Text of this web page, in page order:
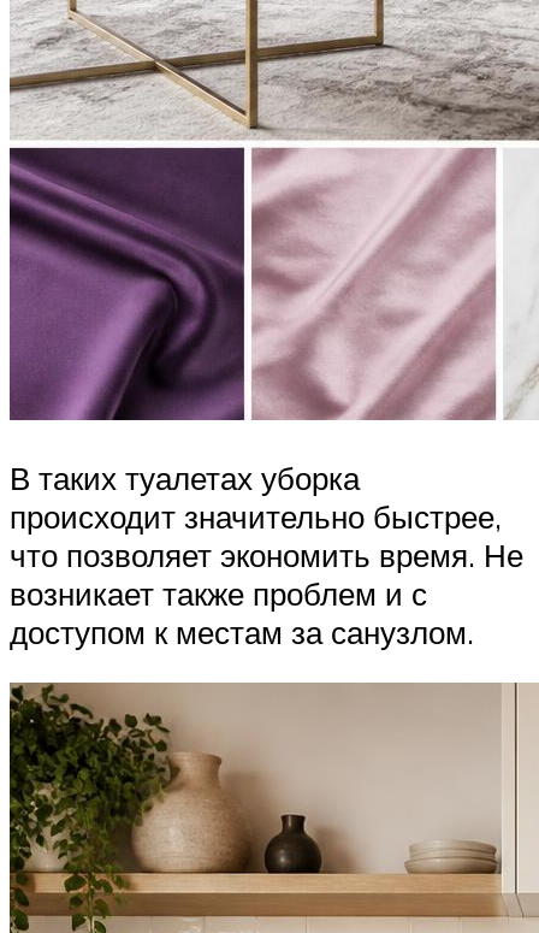
В таких туалетах уборка
происходит значительно быстрее,
что позволяет экономить время. Не
возникает также проблем и с
доступом к местам за санузлом.